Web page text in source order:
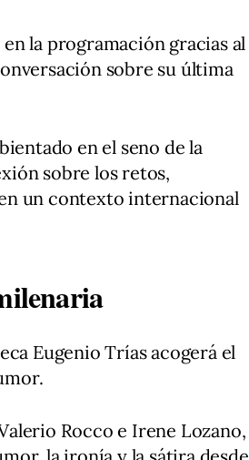
la programación gracias al
sobre su última
en el seno de la
sobre los retos,
un contexto internacional
Eugenio Trías acogerá el
Rocco e Irene Lozano,